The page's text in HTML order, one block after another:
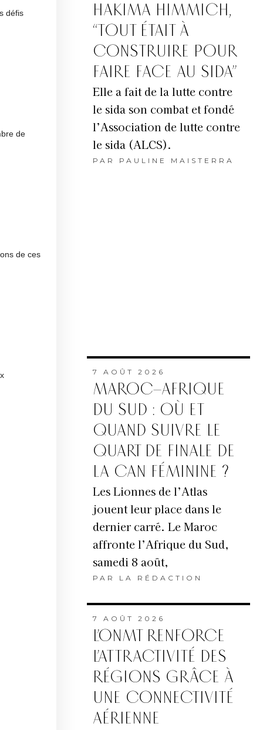
défis
de
de ces
HAKIMA HIMMICH,
“TOUT ÉTAIT À
CONSTRUIRE POUR
FAIRE FACE AU SIDA”
Elle a fait de la lutte contre
le sida son combat et fondé
l’Association de lutte contre
le sida (ALCS).
PAR PAULINE MAISTERRA
7 AOÛT 2026
MAROC–AFRIQUE
DU SUD : OÙ ET
QUAND SUIVRE LE
QUART DE FINALE DE
LA CAN FÉMININE ?
Les Lionnes de l’Atlas
jouent leur place dans le
dernier carré. Le Maroc
affronte l’Afrique du Sud,
samedi 8 août,
PAR LA RÉDACTION
7 AOÛT 2026
L’ONMT RENFORCE
L’ATTRACTIVITÉ DES
RÉGIONS GRÂCE À
UNE CONNECTIVITÉ
AÉRIENNE